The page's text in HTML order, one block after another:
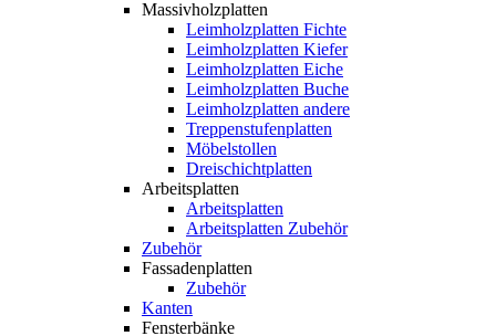
Massivholzplatten
Leimholzplatten Fichte
Leimholzplatten Kiefer
Leimholzplatten Eiche
Leimholzplatten Buche
Leimholzplatten andere
Treppenstufenplatten
Möbelstollen
Dreischichtplatten
Arbeitsplatten
Arbeitsplatten
Arbeitsplatten Zubehör
Zubehör
Fassadenplatten
Zubehör
Kanten
Fensterbänke